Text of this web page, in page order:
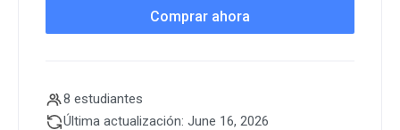
Comprar ahora
8 estudiantes
Última actualización: June 16, 2026